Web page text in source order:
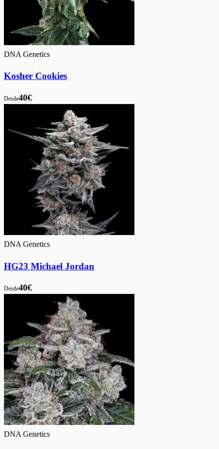
DNA Genetics
Kosher Cookies
Desde40€
DNA Genetics
HG23 Michael Jordan
Desde40€
DNA Genetics